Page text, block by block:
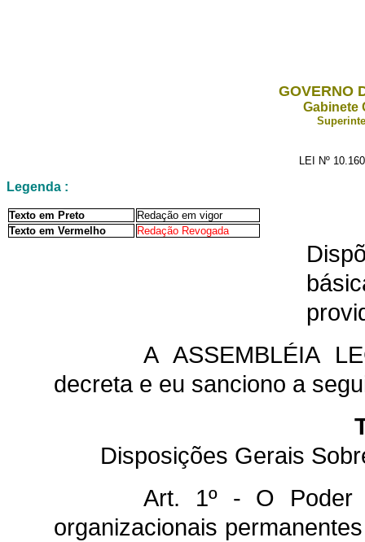
GOVERNO
Gabinete
LEI Nº
Legenda :
Texto em Preto
Redação em vigor
Texto em Vermelho
Redação Revogada
A ASSEMBLÉIA
decreta e eu sanciono a
Disposições Gerais
Art. 1º - O Poder
organizacionais